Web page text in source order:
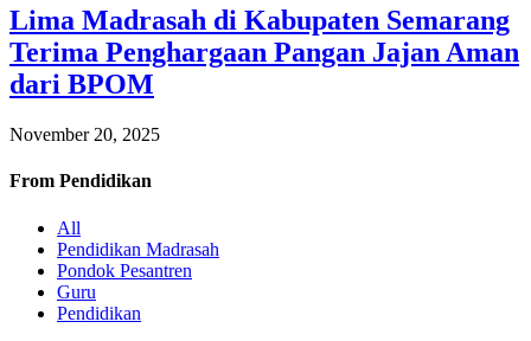
Lima Madrasah di Kabupaten Semarang
Terima Penghargaan Pangan Jajan Aman
dari BPOM
November 20, 2025
From Pendidikan
All
Pendidikan Madrasah
Pondok Pesantren
Guru
Pendidikan